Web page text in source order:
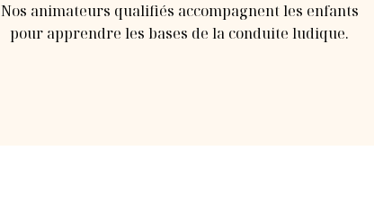
Nos animateurs qualifiés accompagnent les enfants
pour apprendre les bases de la conduite ludique.